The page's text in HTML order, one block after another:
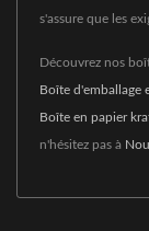
s'assure que les
Découvrez nos
Boîte d'emballage
Boîte en papier
n'hésitez pas à